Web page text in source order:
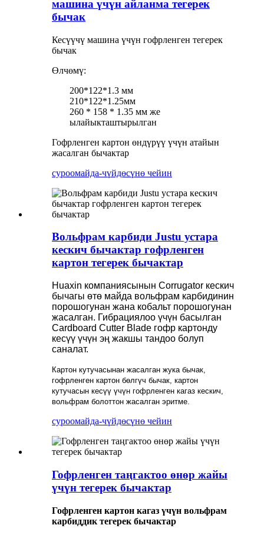
машина үчүн айланма тегерек
бычак
Кесүүчү машина үчүн гофрленген тегерек
бычак
Өлчөмү:
200*122*1.3 мм
210*122*1.25мм
260 * 158 * 1.35 мм же
ылайыкташтырылган
Гофрленген картон өндүрүү үчүн атайын
жасалган бычактар
суроомайда-чүйдөсүнө чейин
Вольфрам карбиди Justu устара
кескич бычактар ​​гофрленген
картон тегерек бычактар
Huaxin компаниясынын Corrugator кескич
бычагы өтө майда вольфрам карбидинин
порошогунан жана кобальт порошогунан
жасалган. Гибрациялоо үчүн басылган
Cardboard Cutter Blade гофр картонду
кесүү үчүн эң жакшы тандоо болуп
саналат.
Картон кутучасынан жасалган жука бычак,
гофрленген картон бөлгүч бычак, картон
кутучасын кесүү үчүн гофрленген кагаз кескич,
вольфрам болоттон жасалган эритме.
суроомайда-чүйдөсүнө чейин
Гофрленген таңгактоо өнөр жайы
үчүн тегерек бычактар
Гофрленген картон кагаз үчүн вольфрам
карбиддик тегерек бычактар